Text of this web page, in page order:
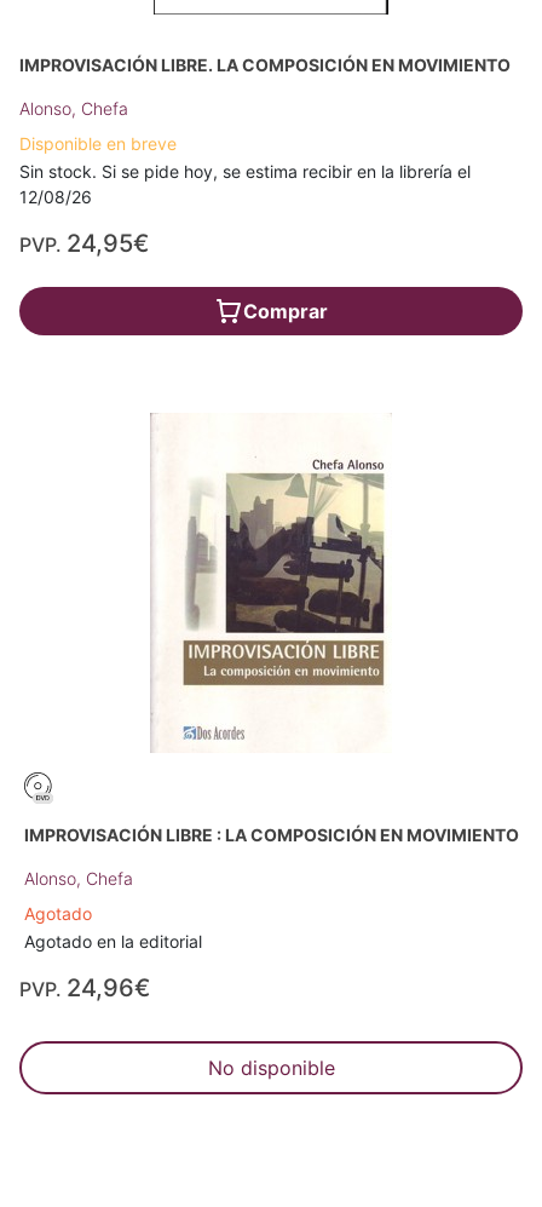
IMPROVISACIÓN LIBRE. LA COMPOSICIÓN EN MOVIMIENTO
Alonso, Chefa
Disponible en breve
Sin stock. Si se pide hoy, se estima recibir en la librería el
12/08/26
PVP. 24,95€
Comprar
IMPROVISACIÓN LIBRE : LA COMPOSICIÓN EN MOVIMIENTO
Alonso, Chefa
Agotado
Agotado en la editorial
PVP. 24,96€
No disponible